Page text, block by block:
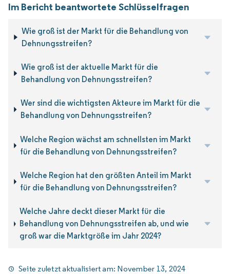
Im Bericht beantwortete Schlüsselfragen
Wie groß ist der Markt für die Behandlung von
Dehnungsstreifen?
Wie groß ist der aktuelle Markt für die
Behandlung von Dehnungsstreifen?
Wer sind die wichtigsten Akteure im Markt für die
Behandlung von Dehnungsstreifen?
Welche Region wächst am schnellsten im Markt
für die Behandlung von Dehnungsstreifen?
Welche Region hat den größten Anteil im Markt
für die Behandlung von Dehnungsstreifen?
Welche Jahre deckt dieser Markt für die
Behandlung von Dehnungsstreifen ab, und wie
groß war die Marktgröße im Jahr 2024?
Seite zuletzt aktualisiert am: November 13, 2024